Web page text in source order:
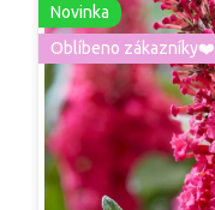
Novinka
Oblíbeno zákazníky❤️